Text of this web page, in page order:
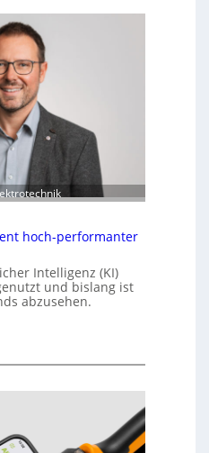
hoch-performanter
Intelligenz (KI)
und bislang ist
abzusehen.